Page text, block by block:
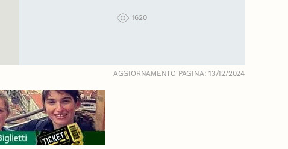
1620
AGGIORNAMENTO PAGINA: 13/12/2024